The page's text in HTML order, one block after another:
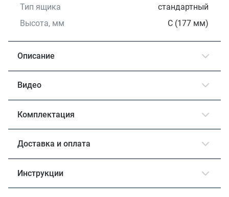
Тип ящика
стандартный
Высота, мм
C (177 мм)
Описание
Видео
Комплектация
Доставка и оплата
Инструкции